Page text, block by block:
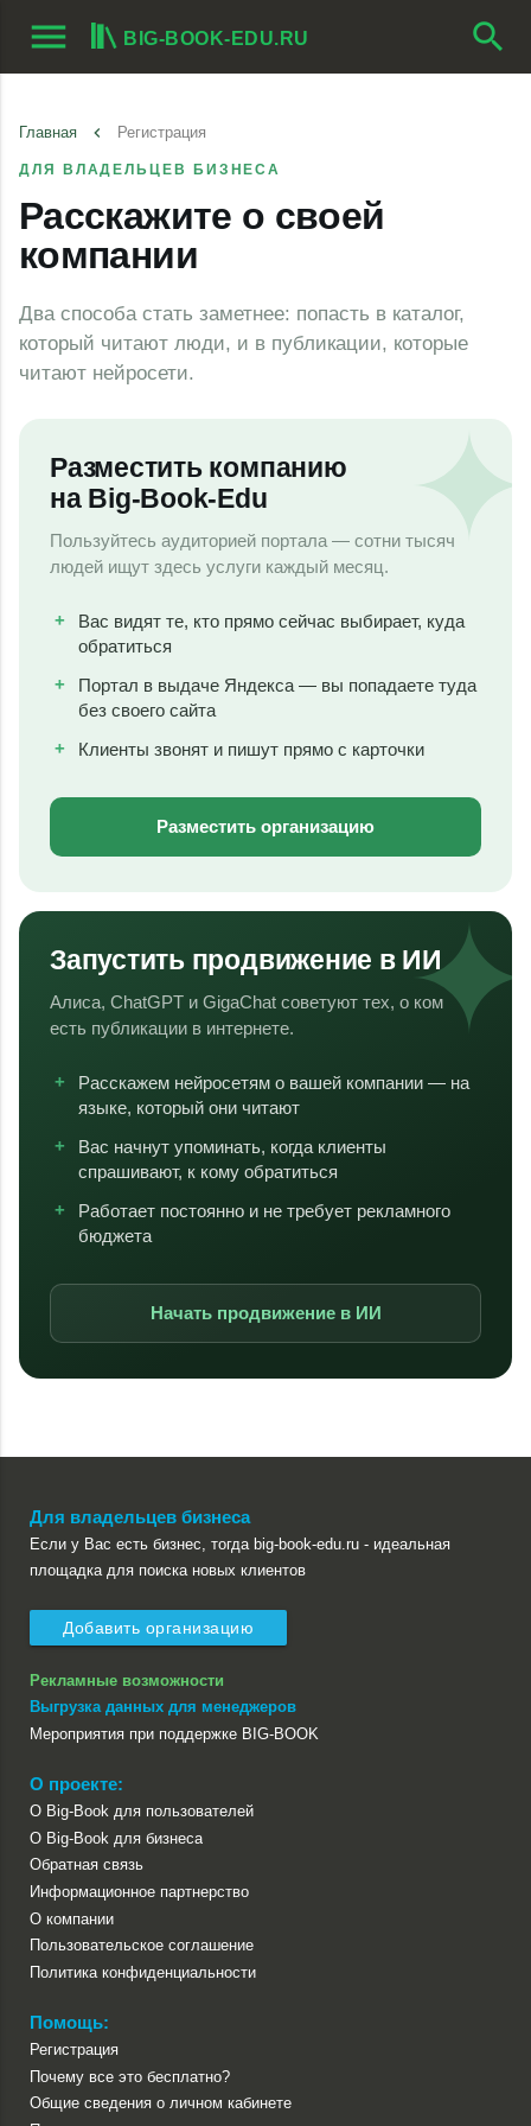
menu BIG-BOOK-EDU.RU search
Главная keyboard_arrow_left Регистрация
ДЛЯ ВЛАДЕЛЬЦЕВ БИЗНЕСА
Расскажите о своей
компании
Два способа стать заметнее: попасть в каталог,
который читают люди, и в публикации, которые
читают нейросети.
Разместить компанию
на Big-Book-Edu
Пользуйтесь аудиторией портала — сотни тысяч
людей ищут здесь услуги каждый месяц.
Вас видят те, кто прямо сейчас выбирает, куда
обратиться
Портал в выдаче Яндекса — вы попадаете туда
без своего сайта
Клиенты звонят и пишут прямо с карточки
Разместить организацию
Запустить продвижение в ИИ
Алиса, ChatGPT и GigaChat советуют тех, о ком
есть публикации в интернете.
Расскажем нейросетям о вашей компании — на
языке, который они читают
Вас начнут упоминать, когда клиенты
спрашивают, к кому обратиться
Работает постоянно и не требует рекламного
бюджета
Начать продвижение в ИИ
Для владельцев бизнеса
Если у Вас есть бизнес, тогда big-book-edu.ru - идеальная
площадка для поиска новых клиентов
Добавить организацию
Рекламные возможности
Выгрузка данных для менеджеров
Мероприятия при поддержке BIG-BOOK
О проекте:
О Big-Book для пользователей
О Big-Book для бизнеса
Обратная связь
Информационное партнерство
О компании
Пользовательское соглашение
Политика конфиденциальности
Помощь:
Регистрация
Почему все это бесплатно?
Общие сведения о личном кабинете